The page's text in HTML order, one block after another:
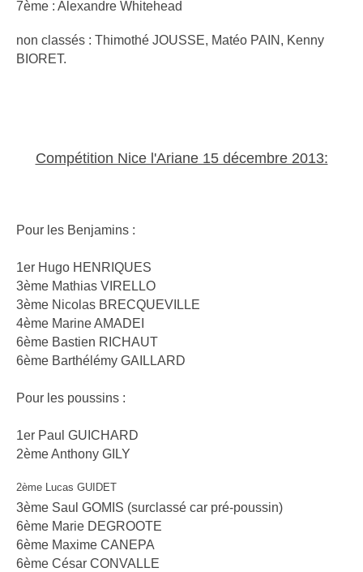
7ème : Alexandre Whitehead
non classés : Thimothé JOUSSE, Matéo PAIN, Kenny
BIORET.
Compétition Nice l'Ariane 15 décembre 2013:
Pour les Benjamins :
1er Hugo HENRIQUES
3ème Mathias VIRELLO
3ème Nicolas BRECQUEVILLE
4ème Marine AMADEI
6ème Bastien RICHAUT
6ème Barthélémy GAILLARD
Pour les poussins :
1er Paul GUICHARD
2ème Anthony GILY
2ème Lucas GUIDET
3ème Saul GOMIS (surclassé car pré-poussin)
6ème Marie DEGROOTE
6ème Maxime CANEPA
6ème César CONVALLE